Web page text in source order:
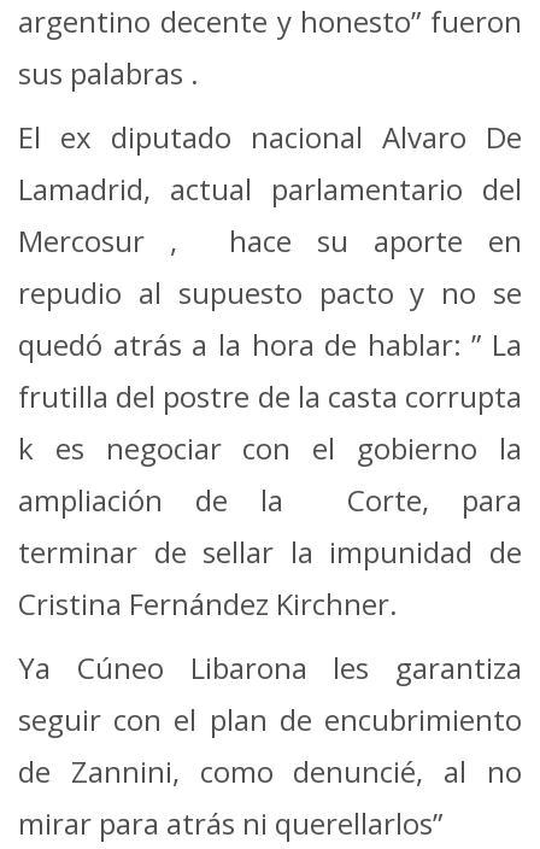
argentino decente y honesto” fueron
sus palabras .
El ex diputado nacional Alvaro De
Lamadrid, actual parlamentario del
Mercosur , hace su aporte en
repudio al supuesto pacto y no se
quedó atrás a la hora de hablar: ” La
frutilla del postre de la casta corrupta
k es negociar con el gobierno la
ampliación de la Corte, para
terminar de sellar la impunidad de
Cristina Fernández Kirchner.
Ya Cúneo Libarona les garantiza
seguir con el plan de encubrimiento
de Zannini, como denuncié, al no
mirar para atrás ni querellarlos”